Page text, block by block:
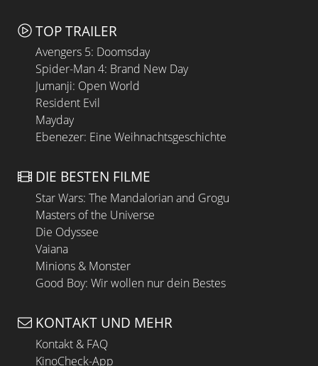
TOP TRAILER
Avengers 5: Doomsday
Spider-Man 4: Brand New Day
Jumanji: Open World
Resident Evil
Mayday
Ebenezer: Eine Weihnachtsgeschichte
DIE BESTEN FILME
Star Wars: The Mandalorian and Grogu
Masters of the Universe
Die Odyssee
Vaiana
Minions & Monster
Good Boy: Wir wollen nur dein Bestes
KONTAKT UND MEHR
Kontakt & FAQ
KinoCheck-App